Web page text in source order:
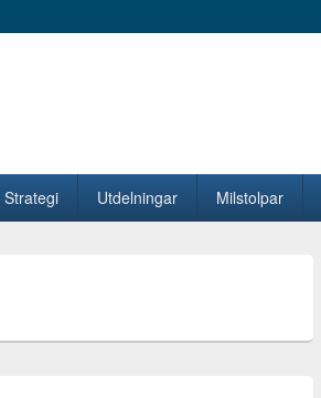
Strategi Utdelningar Milstolpar